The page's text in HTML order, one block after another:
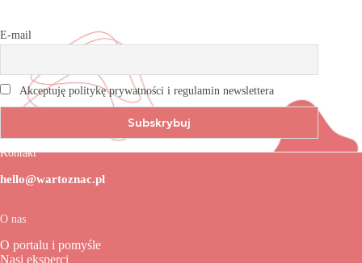
E-mail
Akceptuję politykę prywatności i regulamin newslettera
Kontakt
hello@wartoznac.pl
O nas
O portalu i pomyśle
Nasi eksperci